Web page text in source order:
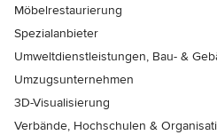
Möbelrestaurierung
Spezialanbieter
Umweltdienstleistungen, Bau- &
Umzugsunternehmen
3D-Visualisierung
Verbände, Hochschulen &